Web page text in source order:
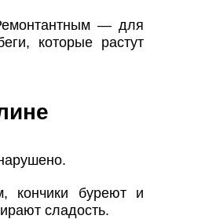
— для
которые растут
кончики буреют и
сладость.